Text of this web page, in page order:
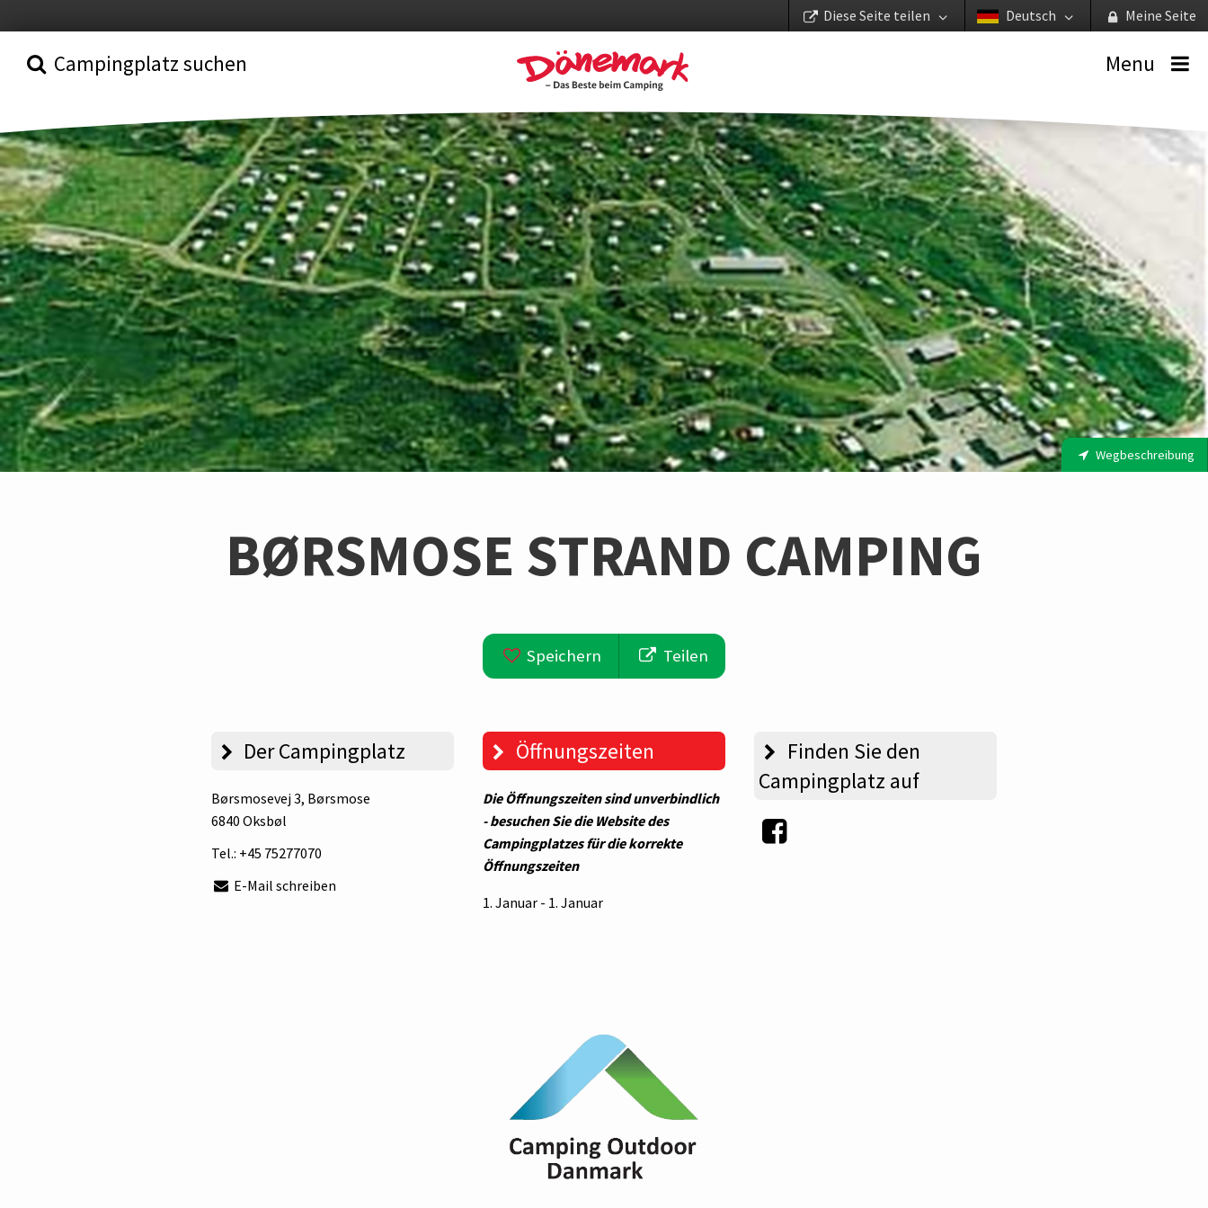
Meine Seite
Deutsch
Diese Seite teilen
Campingplatz suchen Menu
Wegbeschreibung
BØRSMOSE STRAND CAMPING
Speichern Teilen
Der Campingplatz
Børsmosevej 3, Børsmose
6840 Oksbøl
Tel.: +45 75277070
E-Mail schreiben
Öffnungszeiten
Die Öffnungszeiten sind unverbindlich
- besuchen Sie die Website des
Campingplatzes für die korrekte
Öffnungszeiten
1. Januar - 1. Januar
Finden Sie den
Campingplatz auf